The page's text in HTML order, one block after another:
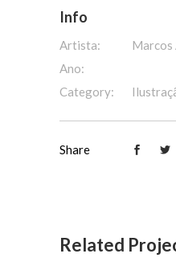
Info
Artista:
Marcos
Ano:
Category:
Share
Related